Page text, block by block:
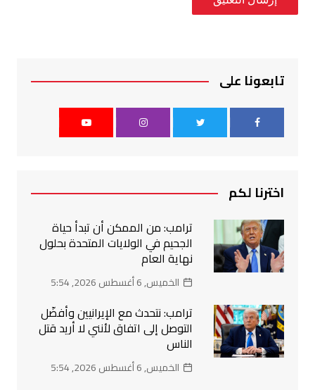
تابعونا على
اخترنا لكم
ترامب: من الممكن أن تبدأ حياة
الجحيم في الولايات المتحدة بحلول
نهاية العام
الخميس, 6 أغسطس 2026, 5:54
ترامب: نتحدث مع الإيرانيين وأفضّل
التوصل إلى اتفاق لأنني لا أريد قتل
الناس
الخميس, 6 أغسطس 2026, 5:54